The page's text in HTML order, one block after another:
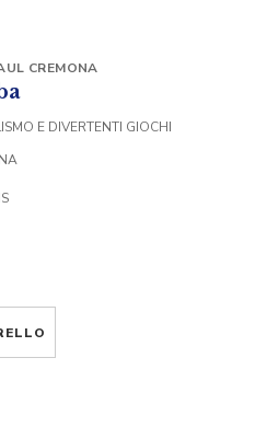
CREMONA
E DIVERTENTI GIOCHI